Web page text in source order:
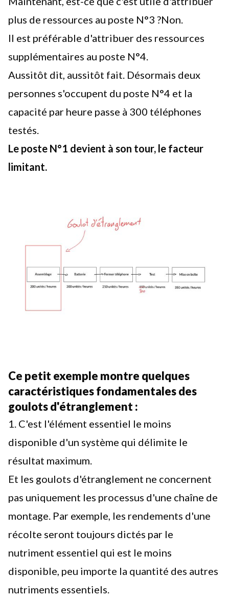
plus de ressources au poste N°3 ?Non.
Il est préférable d'attribuer des ressources
supplémentaires au poste N°4.
Aussitôt dit, aussitôt fait. Désormais deux
personnes s'occupent du poste N°4 et la
capacité par heure passe à 300 téléphones
testés.
Le poste N°1 devient à son tour, le facteur
limitant.
Ce petit exemple montre quelques
caractéristiques fondamentales des
goulots d'étranglement :
1. C'est l'élément essentiel le moins
disponible d'un système qui délimite le
résultat maximum.
Et les goulots d'étranglement ne concernent
pas uniquement les processus d'une chaîne de
montage. Par exemple, les rendements d'une
récolte seront toujours dictés par le
nutriment essentiel qui est le moins
disponible, peu importe la quantité des autres
nutriments essentiels.